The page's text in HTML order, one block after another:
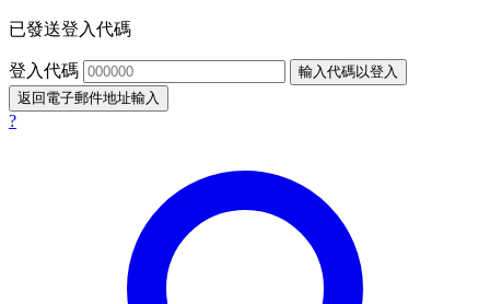
已發送登入代碼
登入代碼
輸入代碼以登入
返回電子郵件地址輸入
?